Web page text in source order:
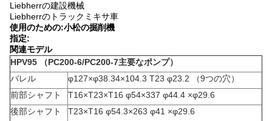
Liebherrの建設機械
Liebherrのトラックミキサ車
使用のための:小松の掘削機
指定:
関連モデル
HPV95 （PC200-6/PC200-7主要なポンプ）
バレル
φ127×φ38.34×104.3 T23 φ23.2 （9つの穴）
前部シャフト
T16×T23×T16 φ54×337 φ44.4 ×φ29.6
後部シャフト
T23×T16 φ54.3×263 φ41 ×φ29.6